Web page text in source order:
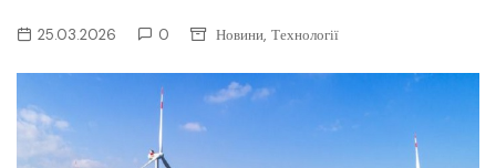
25.03.2026 0 Новини, Технології